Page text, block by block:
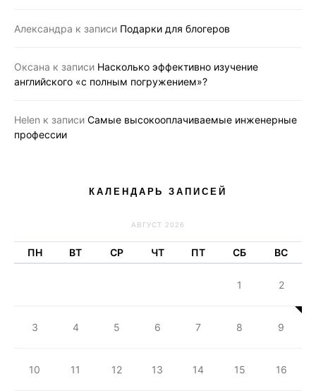
Александра к записи Подарки для блогеров
Оксана к записи Насколько эффективно изучение
английского «с полным погружением»?
Helen к записи Самые высокооплачиваемые инженерные
профессии
КАЛЕНДАРЬ ЗАПИСЕЙ
АВГУСТ 2026
ПН ВТ СР ЧТ ПТ СБ ВС
1 2
3 4 5 6 7 8 9
10 11 12 13 14 15 16